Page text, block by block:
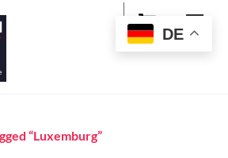
Cart
“Luxemburg”
DE